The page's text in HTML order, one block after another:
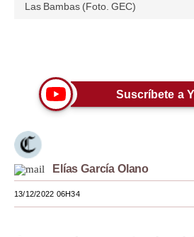
Lujo
Viajes
Moda
Estilos
Mundo
Las Bambas (Foto. GEC)
Suscríbete a
Elías García Olano
13/12/2022 06H34